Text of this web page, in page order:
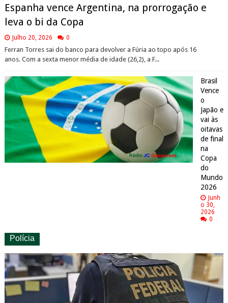
Espanha vence Argentina, na prorrogação e
leva o bi da Copa
Julho 20, 2026 0
Ferran Torres sai do banco para devolver a Fúria ao topo após 16
anos. Com a sexta menor média de idade (26,2), a F...
Brasil
Vence
o
Japão e
vai às
oitavas
de final
na
Copa
do
Mundo
2026
Junh
o 30,
2026
0
Polícia